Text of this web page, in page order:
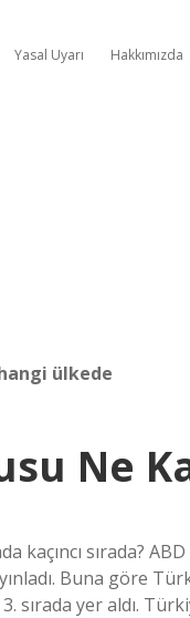
Yasal Uyarı Hakkımızda
ülkede
Ne
kaçıncı sırada?
Buna göre
sırada yer aldı.